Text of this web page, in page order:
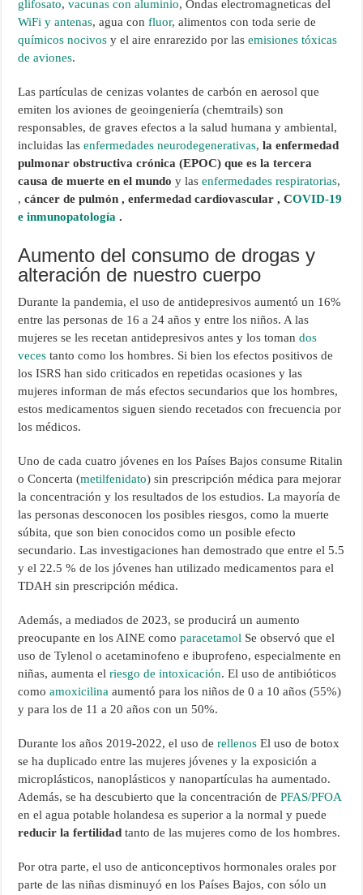
glifosato,vacunas con aluminio, Ondas electromagneticas del
WiFi y antenas, agua confluor, alimentos con toda serie de
químicos nocivos y el aire enrarezido por lasemisiones tóxicas
de aviones.
Las partículas de cenizas volantes de carbón en aerosol que
emiten los aviones de geoingeniería (chemtrails) son
responsables, de graves efectos a la salud humana y ambiental,
incluidas lasenfermedades neurodegenerativas, la enfermedad
pulmonar obstructiva crónica (EPOC) que es la tercera
causa de muerte en el mundo y lasenfermedades respiratorias,
,cáncer de pulmón , enfermedad cardiovascular , COVID-19
e inmunopatología .
Aumento del consumo de drogas y
alteración de nuestro cuerpo
Durante la pandemia, el uso de antidepresivos aumentó un 16%
entre las personas de 16 a 24 años y entre los niños. A las
mujeres se les recetan antidepresivos antes y los tomandos
veces tanto como los hombres. Si bien los efectos positivos de
los ISRS han sido criticados en repetidas ocasiones y las
mujeres informan de más efectos secundarios que los hombres,
estos medicamentos siguen siendo recetados con frecuencia por
los médicos.
Uno de cada cuatro jóvenes en los Países Bajos consume Ritalin
o Concerta (metilfenidato) sin prescripción médica para mejorar
la concentración y los resultados de los estudios. La mayoría de
las personas desconocen los posibles riesgos, como la muerte
súbita, que son bien conocidos como un posible efecto
secundario. Las investigaciones han demostrado que entre el 5.5
y el 22.5 % de los jóvenes han utilizado medicamentos para el
TDAH sin prescripción médica.
Además, a mediados de 2023, se producirá un aumento
preocupante en los AINE comoparacetamol Se observó que el
uso de Tylenol o acetaminofeno e ibuprofeno, especialmente en
niñas, aumenta elriesgo de intoxicación. El uso de antibióticos
comoamoxicilina aumentó para los niños de 0 a 10 años (55%)
y para los de 11 a 20 años con un 50%.
Durante los años 2019-2022, el uso derellenos El uso de botox
se ha duplicado entre las mujeres jóvenes y la exposición a
microplásticos, nanoplásticos y nanopartículas ha aumentado.
Además, se ha descubierto que la concentración dePFAS/PFOA
en el agua potable holandesa es superior a la normal y puede
reducir la fertilidad tanto de las mujeres como de los hombres.
Por otra parte, el uso de anticonceptivos hormonales orales por
parte de las niñas disminuyó en los Países Bajos, con sólo un